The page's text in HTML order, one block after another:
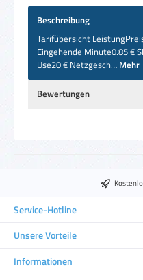
Beschreibung
Tarifübersicht
Eingehende Minute0.85 €
Use20 € Netzgesch… Mehr
Bewertungen
Service-Hotline
Unsere Vorteile
Informationen